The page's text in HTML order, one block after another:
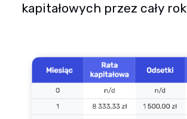
kapitałowych przez cały rok